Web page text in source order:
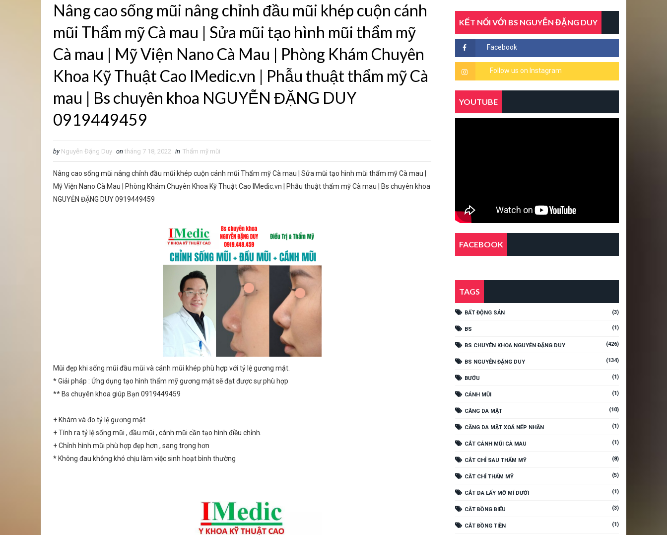
Nâng cao sống mũi nâng chỉnh đầu mũi khép cuộn cánh
mũi Thẩm mỹ Cà mau | Sửa mũi tạo hình mũi thẩm mỹ
Cà mau | Mỹ Viện Nano Cà Mau | Phòng Khám Chuyên
Khoa Kỹ Thuật Cao IMedic.vn | Phẫu thuật thẩm mỹ Cà
mau | Bs chuyên khoa NGUYỄN ĐẶNG DUY
0919449459
by Nguyễn Đặng Duy on tháng 7 18, 2022 in Thẩm mỹ mũi
Nâng cao sống mũi nâng chỉnh đầu mũi khép cuộn cánh mũi Thẩm mỹ Cà mau | Sửa mũi tạo hình mũi thẩm mỹ Cà mau |
Mỹ Viện Nano Cà Mau | Phòng Khám Chuyên Khoa Kỹ Thuật Cao IMedic.vn | Phẫu thuật thẩm mỹ Cà mau | Bs chuyên khoa
NGUYỄN ĐẶNG DUY 0919449459
Mũi đẹp khi sống mũi đầu mũi và cánh mũi khép phù hợp với tỷ lệ gương mặt.
* Giải pháp : Ứng dụng tạo hình thẩm mỹ gương mặt sẽ đạt được sự phù hợp
** Bs chuyên khoa giúp Bạn 0919449459
+ Khám và đo tỷ lệ gương mặt
+ Tính ra tỷ lệ sống mũi , đầu mũi , cánh mũi cần tạo hình điều chỉnh.
+ Chỉnh hình mũi phù hợp đẹp hơn , sang trọng hơn
* Không đau không khó chịu làm việc sinh hoạt bình thường
KẾT NỐI VỚI BS NGUYỄN ĐẶNG DUY
YOUTUBE
FACEBOOK
TAGS
BẤT ĐỘNG SẢN (3)
BS (1)
BS CHUYÊN KHOA NGUYỄN ĐẶNG DUY (426)
BS NGUYỄN ĐẶNG DUY (134)
BƯỚU (1)
CÁNH MŨI (1)
CĂNG DA MẶT (10)
CĂNG DA MẶT XOÁ NẾP NHĂN (1)
CẮT CÁNH MŨI CÀ MAU (1)
CẮT CHỈ SAU THẨM MỸ (8)
CẮT CHỈ THẨM MỸ (5)
CẮT DA LẤY MỠ MÍ DƯỚI (1)
CẮT ĐỒNG ĐIẾU (3)
CẮT ĐỒNG TIỀN (1)